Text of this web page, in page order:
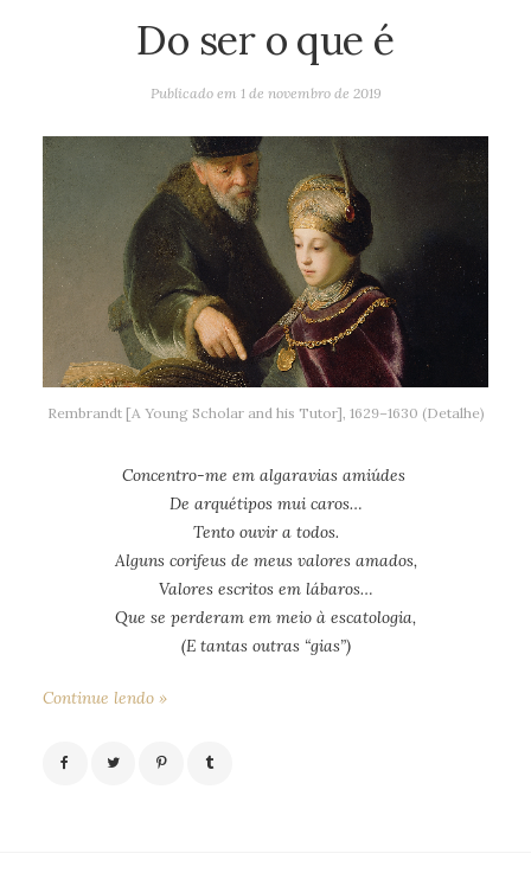
Do ser o que é
Publicado em 1 de novembro de 2019
Rembrandt [A Young Scholar and his Tutor], 1629–1630 (Detalhe)
Concentro-me em algaravias amiúdes
De arquétipos mui caros…
Tento ouvir a todos.
Alguns corifeus de meus valores amados,
Valores escritos em lábaros…
Que se perderam em meio à escatologia,
(E tantas outras “gias”)
Continue lendo »